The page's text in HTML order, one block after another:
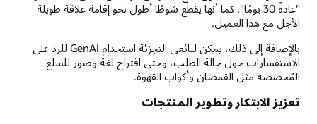
"عادةً 30 يومًا". كما أنها يقطع شوطًا أطول نحو إقامة علاقة طويلة
الأجل مع هذا العميل.
بالإضافة إلى ذلك، يمكن لبائعي التجزئة استخدام GenAI للرد على
الاستفسارات حول حالة الطلب، وحتى اقتراح لغة وصور للسلع
المُخصصة مثل القمصان وأكواب القهوة.
تعزيز الابتكار وتطوير المنتجات